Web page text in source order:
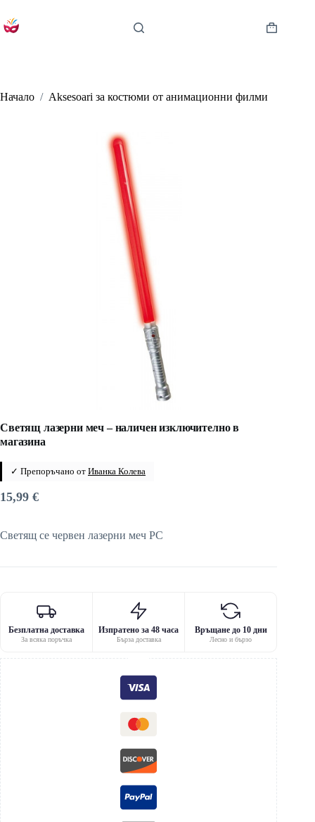
to
content
Shopping
Начало / Aksesoari за костюми от анимационни филми
Светящ лазерни меч – наличен изключително в
магазина
✓ Препоръчано от Иванка Колева
15,99 €
Светящ се червен лазерни меч PC
Безплатна доставка
За всяка поръчка
Изпратено за 48 часа
Бърза доставка
Връщане до 10 дни
Лесно и бързо